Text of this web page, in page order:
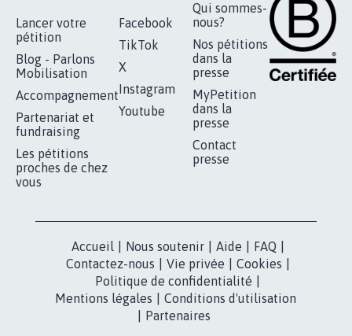
Lancer votre
pétition
Blog - Parlons
Mobilisation
Accompagnement
Partenariat et
fundraising
Les pétitions
proches de chez
vous
Facebook
TikTok
X
Instagram
Youtube
Qui sommes-
nous?
Nos pétitions
dans la
presse
MyPetition
dans la
presse
Contact
presse
Accueil Nous soutenir Aide FAQ
Contactez-nous
Vie privée Cookies
Politique de confidentialité
Mentions légales
Conditions d'utilisation
Partenaires